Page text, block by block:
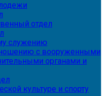
отдел
служению
с вооруженными
органами и
культуре и спорту